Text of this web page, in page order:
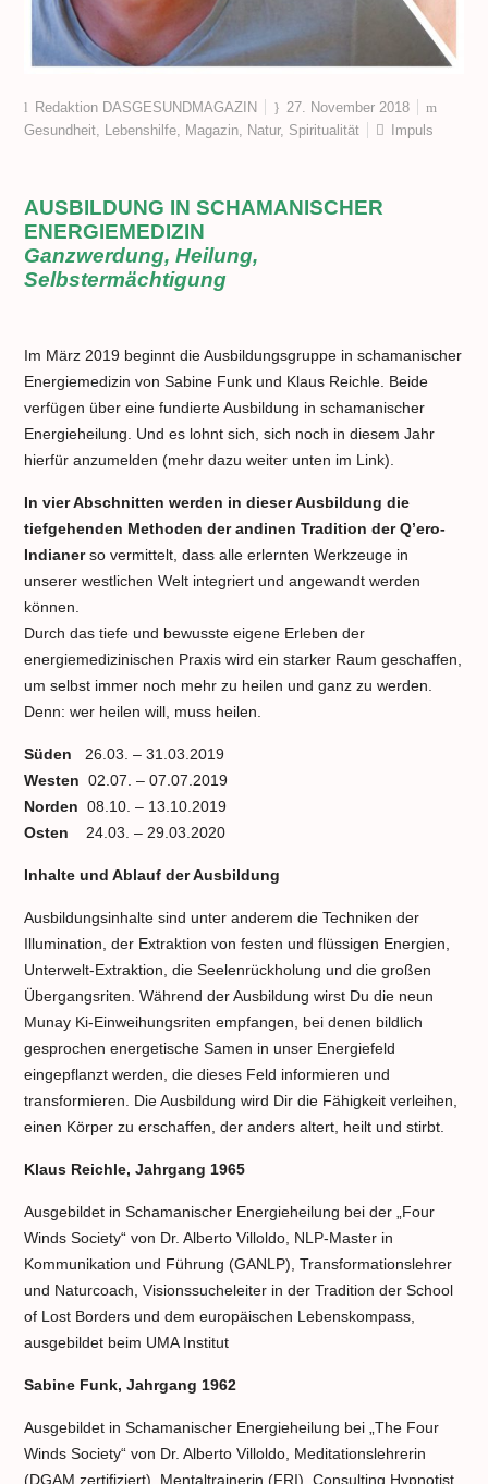
Redaktion DASGESUNDMAGAZIN
27. November 2018
Gesundheit
Lebenshilfe Magazin Natur, Spiritualität Impuls
AUSBILDUNG IN SCHAMANISCHER
ENERGIEMEDIZIN
Ganzwerdung, Heilung,
Selbstermächtigung
Im März 2019 beginnt die Ausbildungsgruppe in schamanischer
Energiemedizin von Sabine Funk und Klaus Reichle. Beide
verfügen über eine fundierte Ausbildung in schamanischer
Energieheilung. Und es lohnt sich, sich noch in diesem Jahr
hierfür anzumelden (mehr dazu weiter unten im Link).
In vier Abschnitten werden in dieser Ausbildung die
tiefgehenden Methoden der andinen Tradition der Q’ero-
Indianerso vermittelt, dass alle erlernten Werkzeuge in
unserer westlichen Welt integriert und angewandt werden
können.
Durch das tiefe und bewusste eigene Erleben der
energiemedizinischen Praxis wird ein starker Raum geschaffen,
um selbst immer noch mehr zu heilen und ganz zu werden.
Denn: wer heilen will, muss heilen.
Süden 26.03. – 31.03.2019
Westen 02.07. – 07.07.2019
Norden 08.10. – 13.10.2019
Osten
24.03. – 29.03.2020
Inhalte und Ablauf der Ausbildung
Ausbildungsinhalte sind unter anderem die Techniken der
Illumination, der Extraktion von festen und flüssigen Energien,
Unterwelt-Extraktion, die Seelenrückholung und die großen
Übergangsriten. Während der Ausbildung wirst Du die neun
Munay Ki-Einweihungsriten empfangen, bei denen bildlich
gesprochen energetische Samen in unser Energiefeld
eingepflanzt werden, die dieses Feld informieren und
transformieren. Die Ausbildung wird Dir die Fähigkeit verleihen,
einen Körper zu erschaffen, der anders altert, heilt und stirbt.
Klaus Reichle, Jahrgang 1965
Ausgebildet in Schamanischer Energieheilung bei der „Four
Winds Society“ von Dr. Alberto Villoldo, NLP-Master in
Kommunikation und Führung (GANLP), Transformationslehrer
und Naturcoach, Visionssucheleiter in der Tradition der School
of Lost Borders und dem europäischen Lebenskompass,
ausgebildet beim UMA Institut
Sabine Funk, Jahrgang 1962
Ausgebildet in Schamanischer Energieheilung bei „The Four
Winds Society“ von Dr. Alberto Villoldo, Meditationslehrerin
(DGAM zertifiziert), Mentaltrainerin (FRI), Consulting Hypnotist